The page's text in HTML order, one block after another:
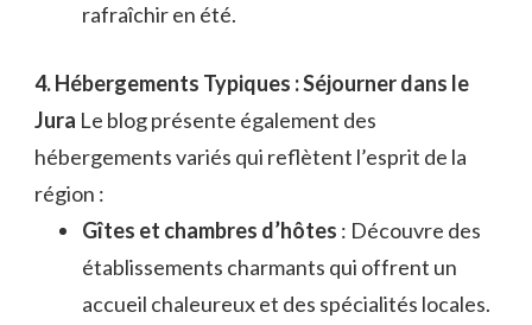
rafraîchir en été.
4. Hébergements Typiques : Séjourner dans le
Jura Le blog présente également des
hébergements variés qui reflètent l’esprit de la
région :
Gîtes et chambres d’hôtes : Découvre des
établissements charmants qui offrent un
accueil chaleureux et des spécialités locales.